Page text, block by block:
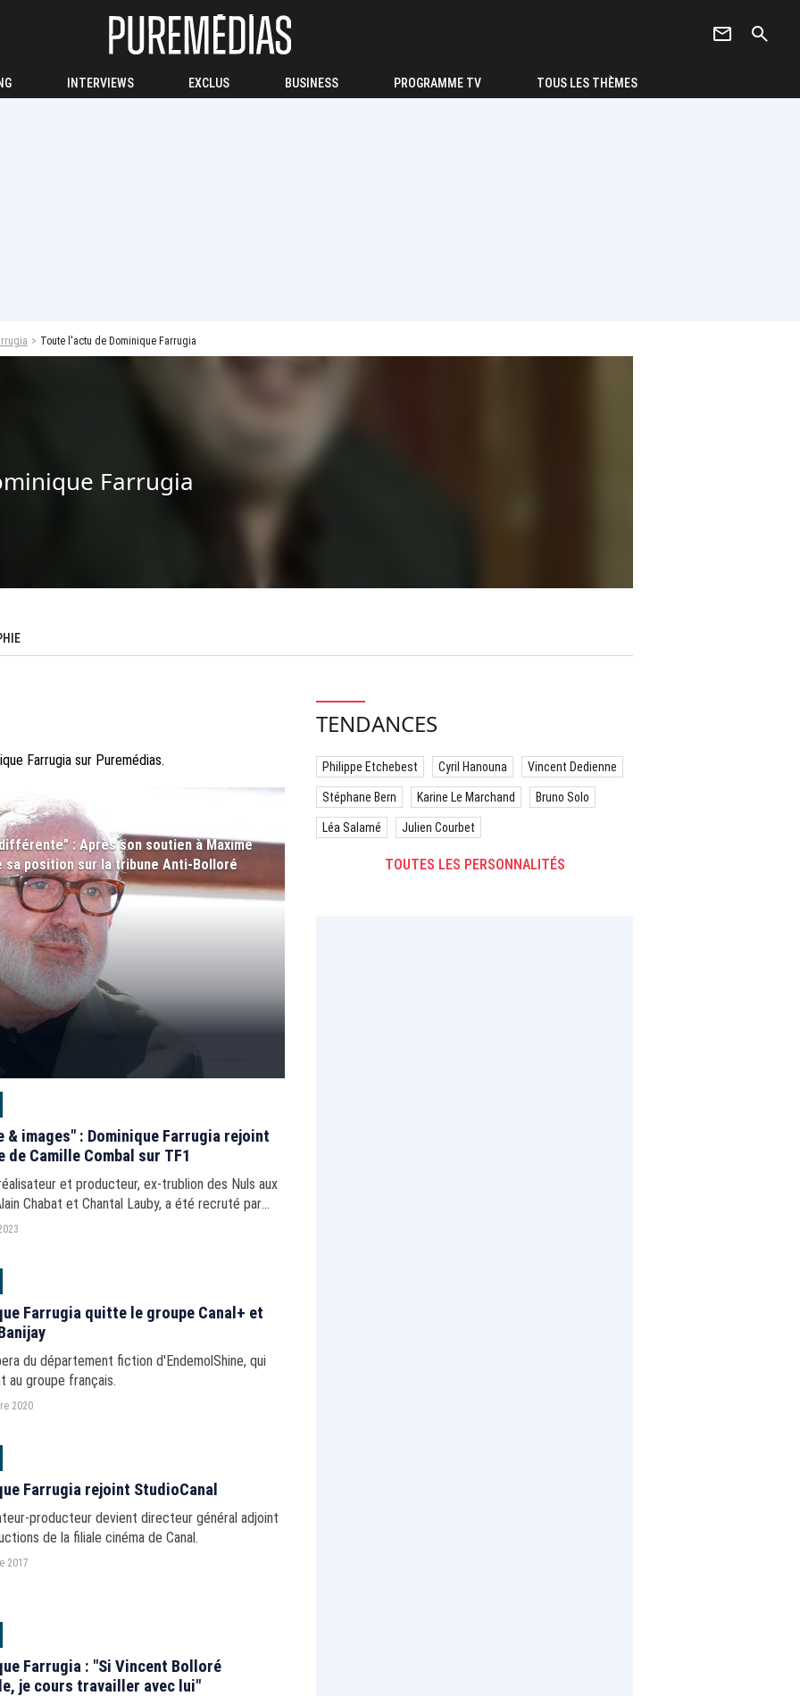
newsletter search
INTERVIEWS EXCLUS BUSINESS PROGRAMME TV TOUS LES THÈMES
Toute l'actu de Dominique Farrugia
Farrugia
Farrugia sur Puremédias.
: Après son soutien à Maxime
sa position sur la tribune Anti-Bolloré
& images" : Dominique Farrugia rejoint
de Camille Combal sur TF1
et producteur, ex-trublion des Nuls aux
Chabat et Chantal Lauby, a été recruté par
Farrugia quitte le groupe Canal+ et
du département fiction d'EndemolShine, qui
au groupe français.
2020
Farrugia rejoint StudioCanal
producteur devient directeur général adjoint
de la filiale cinéma de Canal.
2017
Farrugia : "Si Vincent Bolloré
je cours travailler avec lui"
TENDANCES
Philippe Etchebest Cyril Hanouna Vincent Dedienne
Stéphane Bern Karine Le Marchand Bruno Solo
Léa Salamé Julien Courbet
TOUTES LES PERSONNALITÉS